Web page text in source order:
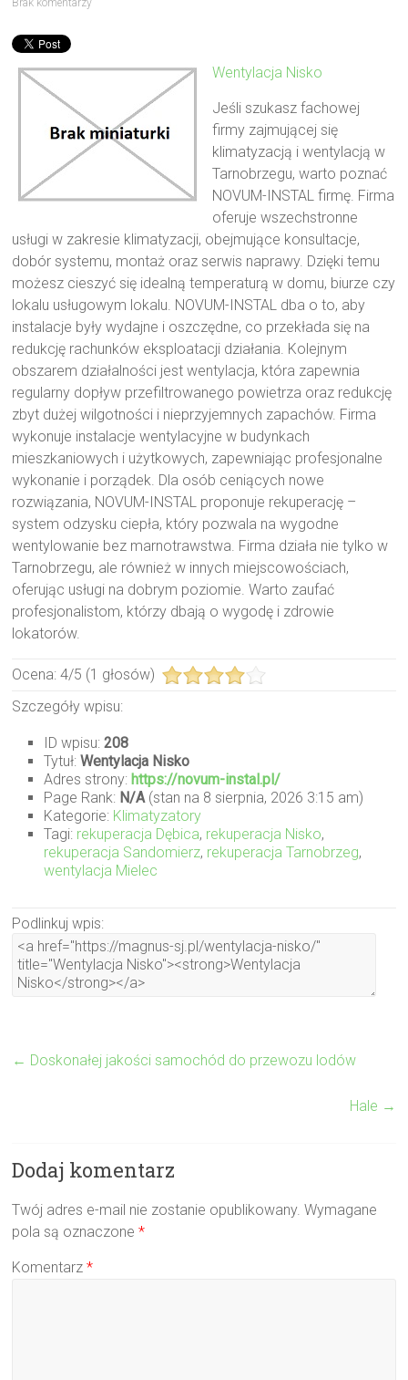
Brak komentarzy
Wentylacja Nisko
Jeśli szukasz fachowej
firmy zajmującej się
klimatyzacją i wentylacją w
Tarnobrzegu, warto poznać
NOVUM-INSTAL firmę. Firma
oferuje wszechstronne
usługi w zakresie klimatyzacji, obejmujące konsultacje,
dobór systemu, montaż oraz serwis naprawy. Dzięki temu
możesz cieszyć się idealną temperaturą w domu, biurze czy
lokalu usługowym lokalu. NOVUM-INSTAL dba o to, aby
instalacje były wydajne i oszczędne, co przekłada się na
redukcję rachunków eksploatacji działania. Kolejnym
obszarem działalności jest wentylacja, która zapewnia
regularny dopływ przefiltrowanego powietrza oraz redukcję
zbyt dużej wilgotności i nieprzyjemnych zapachów. Firma
wykonuje instalacje wentylacyjne w budynkach
mieszkaniowych i użytkowych, zapewniając profesjonalne
wykonanie i porządek. Dla osób ceniących nowe
rozwiązania, NOVUM-INSTAL proponuje rekuperację –
system odzysku ciepła, który pozwala na wygodne
wentylowanie bez marnotrawstwa. Firma działa nie tylko w
Tarnobrzegu, ale również w innych miejscowościach,
oferując usługi na dobrym poziomie. Warto zaufać
profesjonalistom, którzy dbają o wygodę i zdrowie
lokatorów.
Ocena:4/5 (1 głosów)
Szczegóły wpisu:
ID wpisu:208
Tytuł:Wentylacja Nisko
Adres strony: https://novum-instal.pl/
Page Rank: N/A(stan na 8 sierpnia, 2026 3:15 am)
Kategorie: Klimatyzatory
Tagi: rekuperacja Dębica, rekuperacja Nisko,
rekuperacja Sandomierz, rekuperacja Tarnobrzeg,
wentylacja Mielec
Podlinkuj wpis:
← Doskonałej jakości samochód do przewozu lodów
Hale →
Dodaj komentarz
Twój adres e-mail nie zostanie opublikowany. Wymagane
pola są oznaczone*
Komentarz*